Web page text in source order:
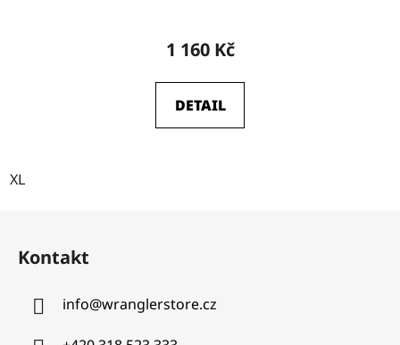
1 160 Kč
DETAIL
XL
Kontakt
info@wranglerstore.cz